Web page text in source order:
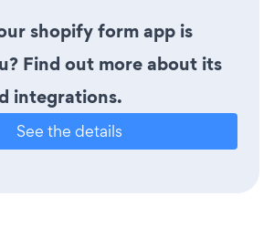
shopify form app is
Find out more about its
integrations.
See the details